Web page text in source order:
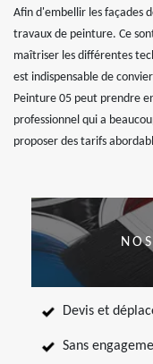
Afin d'embellir les façades
travaux de peinture. Ce
maîtriser les différentes
est indispensable de
Peinture 05 peut prendre
professionnel qui a
proposer des tarifs
Devis et
Sans